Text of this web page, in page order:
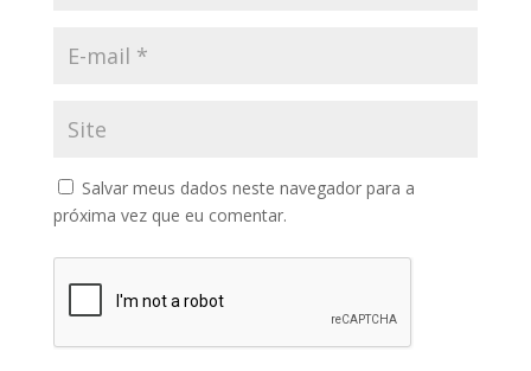
Salvar meus dados neste navegador para a
próxima vez que eu comentar.